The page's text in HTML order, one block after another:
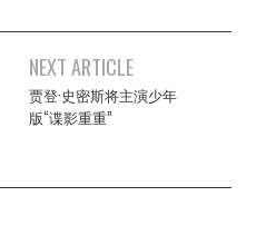
NEXT ARTICLE
贾登·史密斯将主演少年
版“谍影重重”